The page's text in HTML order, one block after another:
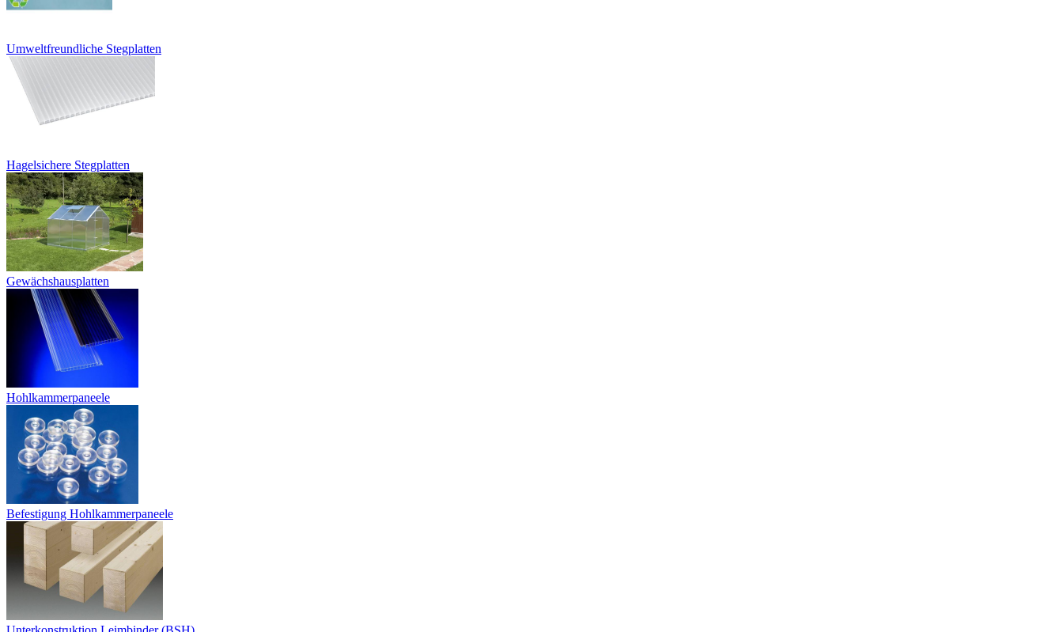
Umweltfreundliche Stegplatten
Hagelsichere Stegplatten
Gewächshausplatten
Hohlkammerpaneele
Befestigung Hohlkammerpaneele